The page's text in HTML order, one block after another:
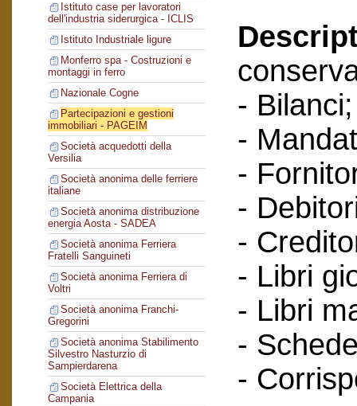
Istituto case per lavoratori
dell'industria siderurgica - ICLIS
Istituto Industriale ligure
Monferro spa - Costruzioni e
montaggi in ferro
Nazionale Cogne
Partecipazioni e gestioni
immobiliari - PAGEIM
Società acquedotti della
Versilia
Società anonima delle ferriere
italiane
Società anonima distribuzione
energia Aosta - SADEA
Società anonima Ferriera
Fratelli Sanguineti
Società anonima Ferriera di
Voltri
Società anonima Franchi-
Gregorini
Società anonima Stabilimento
Silvestro Nasturzio di
Sampierdarena
Società Elettrica della
Campania
- Bilanci;
-
-
-
-
- Libri
- Libri
-
-